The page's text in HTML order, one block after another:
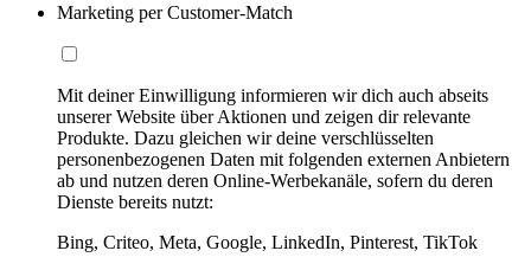
Marketing per Customer-Match
Mit deiner Einwilligung informieren wir dich auch abseits
unserer Website über Aktionen und zeigen dir relevante
Produkte. Dazu gleichen wir deine verschlüsselten
personenbezogenen Daten mit folgenden externen Anbietern
ab und nutzen deren Online-Werbekanäle, sofern du deren
Dienste bereits nutzt:
Bing, Criteo, Meta, Google, LinkedIn, Pinterest, TikTok